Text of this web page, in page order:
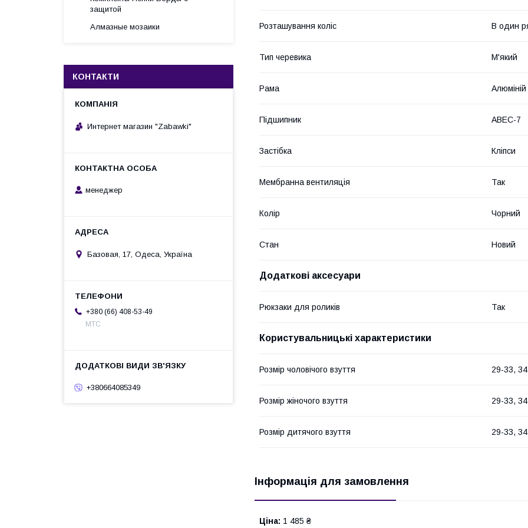
Розташування коліс В один
Тип черевика М'який
Рама Алюміній
Підшипник ABEC-7
Застібка Кліпси
Мембранна вентиляція Так
Колір Чорний
Стан Новий
Додаткові аксесуари
Рюкзаки для роликів Так
Користувальницькі характеристики
Розмір чоловічого взуття 29-33,
Розмір жіночого взуття 29-33,
Розмір дитячого взуття 29-33,
Інформація для замовлення
Ціна: 1 485 ₴
защитой
Алмазные мозаики
КОНТАКТИ
Интернет магазин "Zabawki"
менеджер
Базовая, 17, Одеса, Україна
+380 (66) 408-53-49
МТС
+380664085349